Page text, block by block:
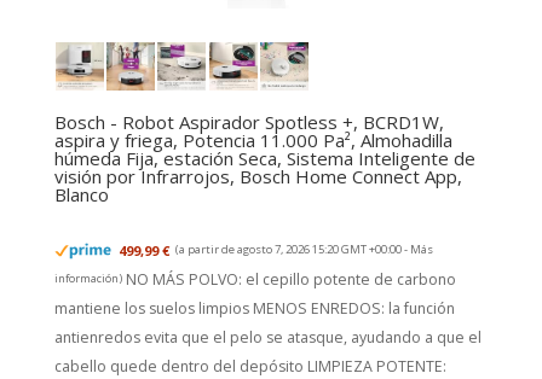
Bosch - Robot Aspirador Spotless +, BCRD1W,
aspira y friega, Potencia 11.000 Pa², Almohadilla
húmeda Fija, estación Seca, Sistema Inteligente de
visión por Infrarrojos, Bosch Home Connect App,
Blanco
499,99 € (a partir de agosto 7, 2026 15:20 GMT +00:00 - Más
información) NO MÁS POLVO: el cepillo potente de carbono
mantiene los suelos limpios MENOS ENREDOS: la función
antienredos evita que el pelo se atasque, ayudando a que el
cabello quede dentro del depósito LIMPIEZA POTENTE: